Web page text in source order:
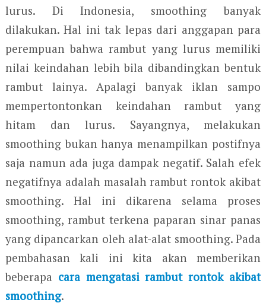
lurus. Di Indonesia, smoothing banyak
dilakukan. Hal ini tak lepas dari anggapan para
perempuan bahwa rambut yang lurus memiliki
nilai keindahan lebih bila dibandingkan bentuk
rambut lainya. Apalagi banyak iklan sampo
mempertontonkan keindahan rambut yang
hitam dan lurus. Sayangnya, melakukan
smoothing bukan hanya menampilkan postifnya
saja namun ada juga dampak negatif. Salah efek
negatifnya adalah masalah rambut rontok akibat
smoothing. Hal ini dikarena selama proses
smoothing, rambut terkena paparan sinar panas
yang dipancarkan oleh alat-alat smoothing. Pada
pembahasan kali ini kita akan memberikan
beberapa cara mengatasi rambut rontok akibat
smoothing.